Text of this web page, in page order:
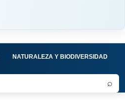
NATURALEZA Y BIODIVERSIDAD
⌕